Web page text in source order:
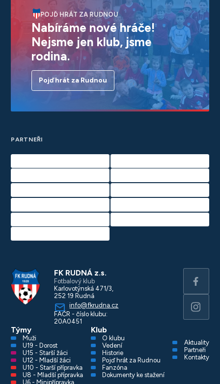
POJĎ HRÁT ZA RUDNOU
Nabíráme nové hráče!
Nejsme jen klub, jsme
rodina.
Pojď hrát za Rudnou
PARTNEŘI
FK RUDNÁ z.s.
Fotbalový klub
Karlovotýnská 471/3,
252 19 Rudná
info@fkrudna.cz
FAČR - číslo klubu:
20A0451
Týmy
Muži
U19 - Dorost
U15 - Starší žáci
U12 - Mladší žáci
U10 - Starší přípravka
U8 - Mladší přípravka
U6 - Minipřípravka
Klub
O klubu
Vedení
Historie
Pojď hrát za Rudnou
Fanzóna
Dokumenty ke stažení
Aktuality
Partneři
Kontakty